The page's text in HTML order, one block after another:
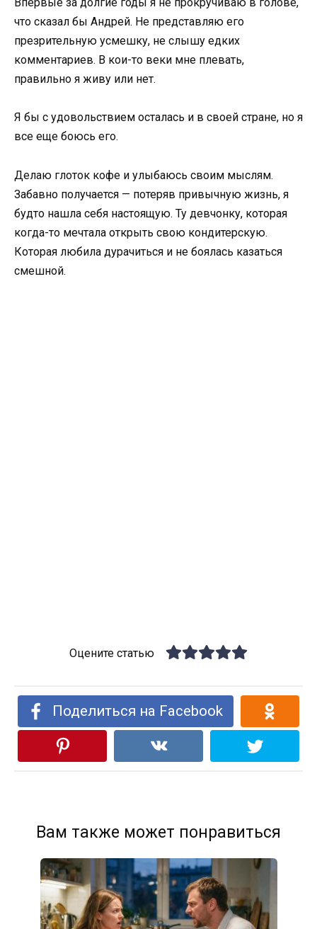
что сказал бы Андрей. Не представляю его
презрительную усмешку, не слышу едких
комментариев. В кои-то веки мне плевать,
правильно я живу или нет.
Я бы с удовольствием осталась и в своей стране, но я
все еще боюсь его.
Делаю глоток кофе и улыбаюсь своим мыслям.
Забавно получается — потеряв привычную жизнь, я
будто нашла себя настоящую. Ту девчонку, которая
когда-то мечтала открыть свою кондитерскую.
Которая любила дурачиться и не боялась казаться
смешной.
Оцените статью
Поделиться на Facebook
Вам также может понравиться